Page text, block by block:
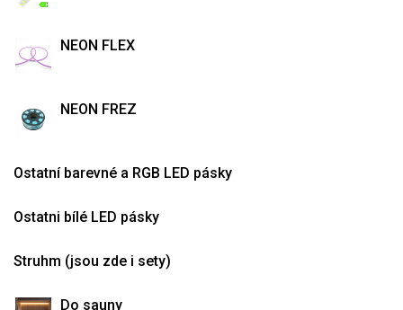
NEON FLEX
NEON FREZ
Ostatní barevné a RGB LED pásky
Ostatni bílé LED pásky
Struhm (jsou zde i sety)
Do sauny